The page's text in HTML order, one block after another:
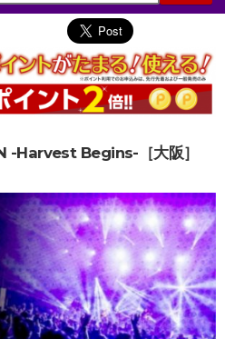
-Harvest Begins-［大阪］